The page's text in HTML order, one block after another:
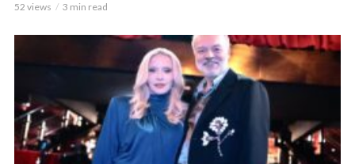
52 views 3 min read